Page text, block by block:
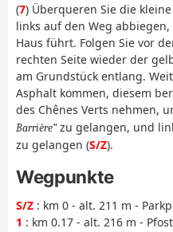
(7) Überqueren Sie die
links auf den Weg
Haus führt. Folgen Sie vor
rechten Seite wieder der
am Grundstück entlang.
Asphalt kommen, diesem
des Chênes Verts nehmen,
Barrière zu gelangen, und
zu gelangen (S/Z).
Wegpunkte
S/Z : km 0 - alt. 211 m -
1 : km 0.17 - alt. 216 m -